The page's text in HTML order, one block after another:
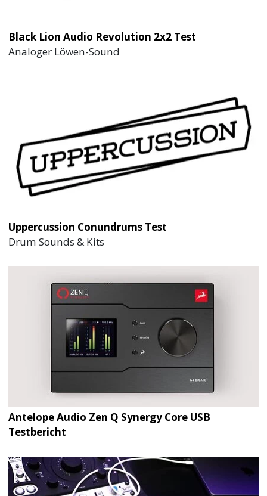
Black Lion Audio Revolution 2x2 Test
Analoger Löwen-Sound
Uppercussion Conundrums Test
Drum Sounds & Kits
Antelope Audio Zen Q Synergy Core USB
Testbericht